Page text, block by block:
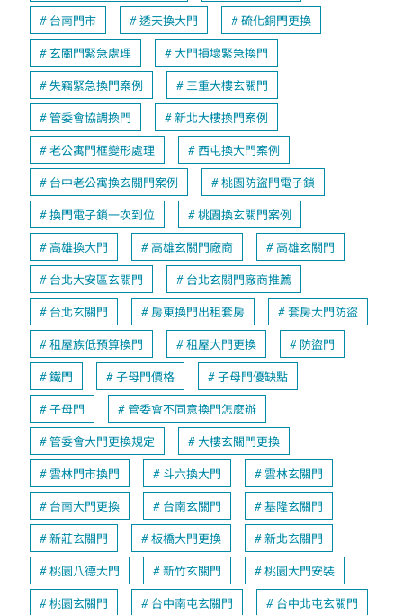
台南門市 透天換大門 硫化銅門更換
玄關門緊急處理 大門損壞緊急換門
失竊緊急換門案例 三重大樓玄關門
管委會協調換門 新北大樓換門案例
老公寓門框變形處理 西屯換大門案例
台中老公寓換玄關門案例 桃園防盜門電子鎖
換門電子鎖一次到位 桃園換玄關門案例
高雄換大門 高雄玄關門廠商 高雄玄關門
台北大安區玄關門 台北玄關門廠商推薦
台北玄關門 房東換門出租套房 套房大門防盜
租屋族低預算換門 租屋大門更換 防盜門
鐵門 子母門價格 子母門優缺點
子母門 管委會不同意換門怎麼辦
管委會大門更換規定 大樓玄關門更換
雲林門市換門 斗六換大門 雲林玄關門
台南大門更換 台南玄關門 基隆玄關門
新莊玄關門 板橋大門更換 新北玄關門
桃園八德大門 新竹玄關門 桃園大門安裝
桃園玄關門 台中南屯玄關門 台中北屯玄關門